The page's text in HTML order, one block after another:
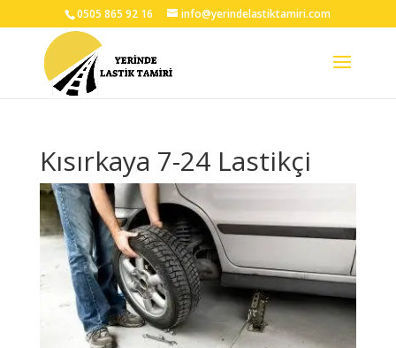
0505 865 92 16 info@yerindelastiktamiri.com
Kısırkaya 7-24 Lastikçi